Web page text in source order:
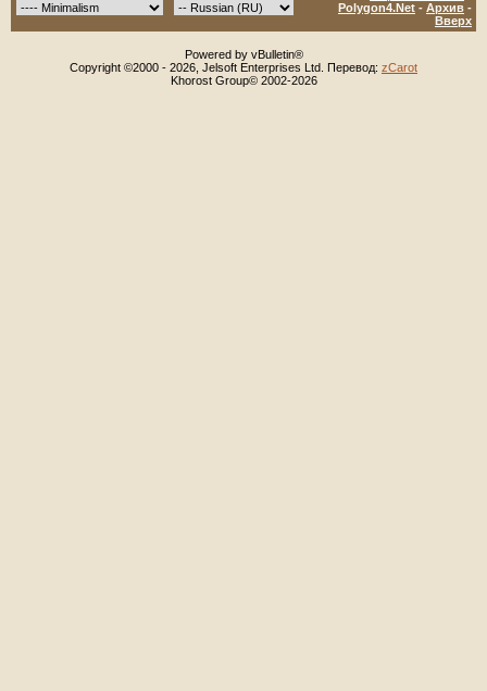
Polygon4.Net - Архив -
Вверх
Powered by vBulletin®
Copyright ©2000 - 2026, Jelsoft Enterprises Ltd. Перевод: zCarot
Khorost Group© 2002-2026